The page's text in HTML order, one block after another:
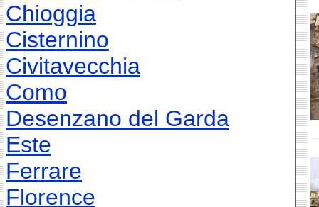
Chioggia
Cisternino
Civitavecchia
Como
Desenzano del Garda
Este
Ferrare
Florence